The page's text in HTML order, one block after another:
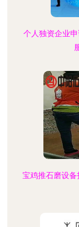
个人独资企业
宝鸡推石磨设